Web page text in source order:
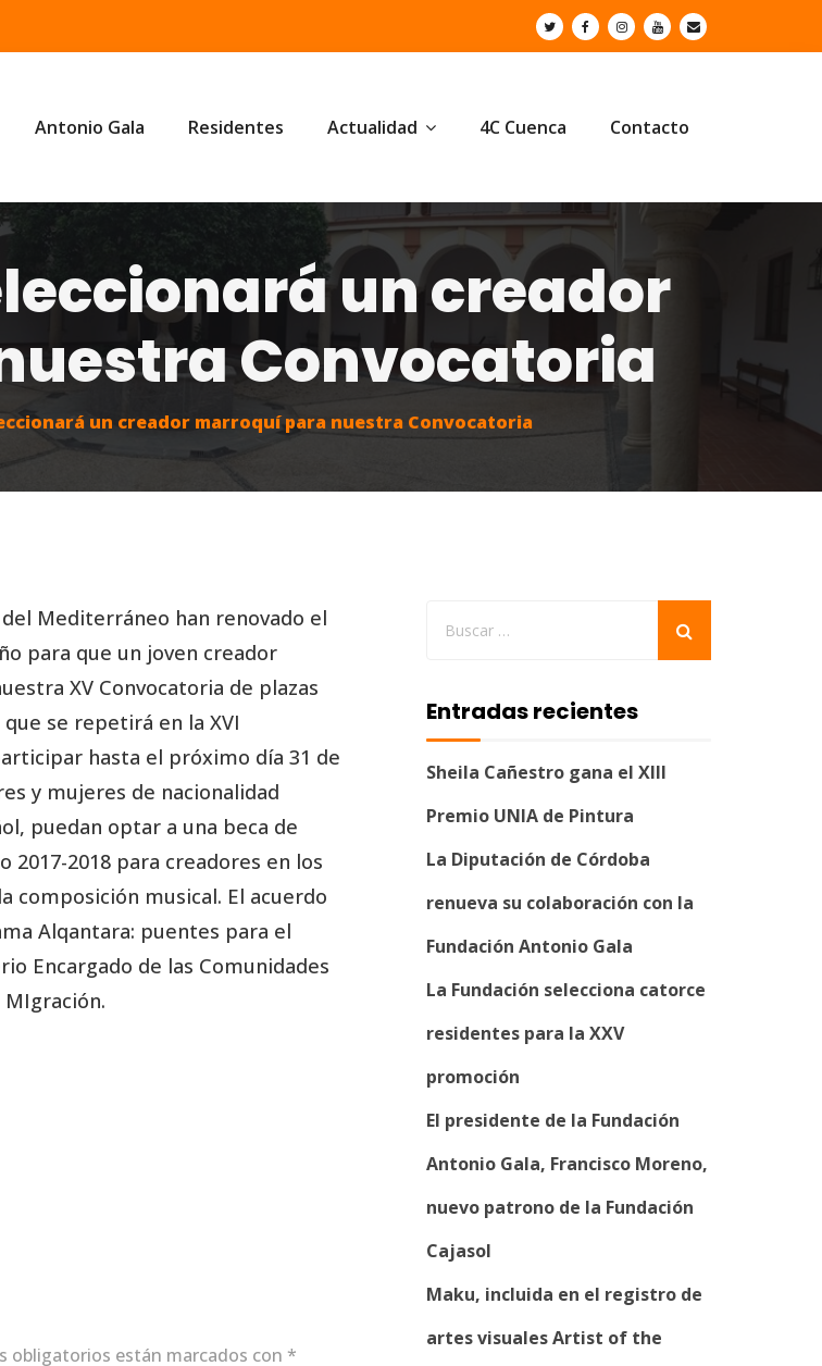
Antonio Gala Residentes Actualidad 4C Cuenca Contacto
un creador
Convocatoria
un creador marroquí para nuestra Convocatoria
Mediterráneo han renovado el
para que un joven creador
XV Convocatoria de plazas
se repetirá en la XVI
hasta el próximo día 31 de
y mujeres de nacionalidad
puedan optar a una beca de
2017-2018 para creadores en los
composición musical. El acuerdo
Alqantara: puentes para el
Encargado de las Comunidades
obligatorios están marcados con *
Entradas recientes
Sheila Cañestro gana el XIII
Premio UNIA de Pintura
La Diputación de Córdoba
renueva su colaboración con la
Fundación Antonio Gala
La Fundación selecciona catorce
residentes para la XXV
promoción
El presidente de la Fundación
Antonio Gala, Francisco Moreno,
nuevo patrono de la Fundación
Cajasol
Maku, incluida en el registro de
artes visuales Artist of the